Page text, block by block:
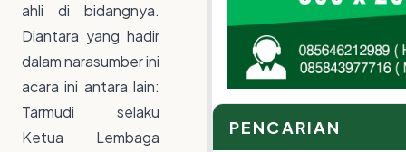
ahli di bidangnya.
Diantara yang hadir
dalam narasumber ini
acara ini antara lain:
Tarmudi selaku
Ketua Lembaga
PENCARIAN